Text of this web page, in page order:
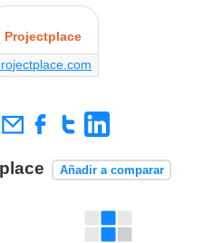
Projectplace
Añadir a comparar